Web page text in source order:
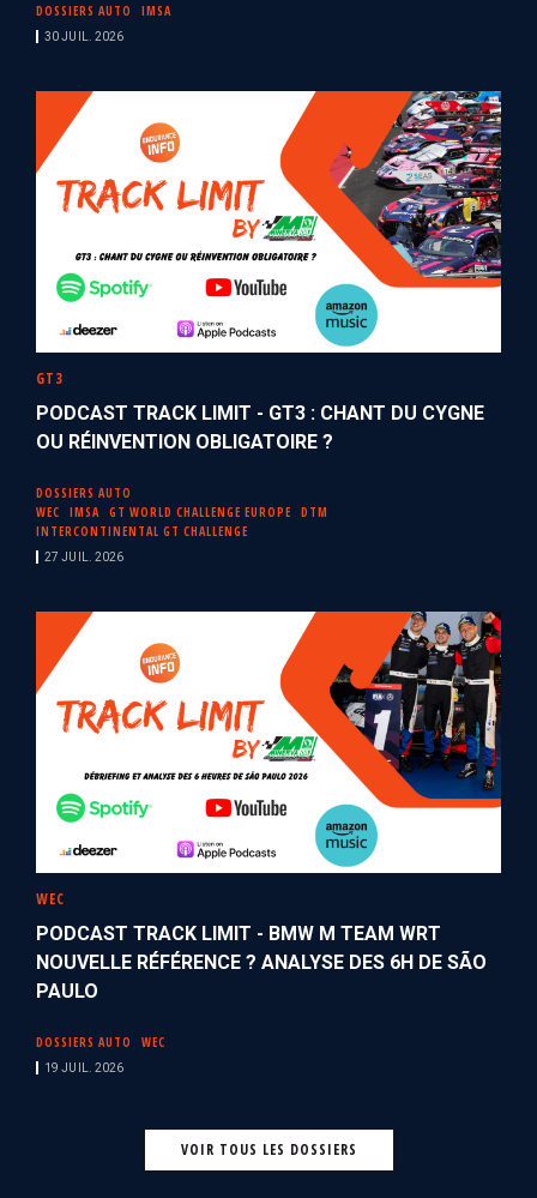
DOSSIERS AUTO IMSA
30 JUIL. 2026
GT3
PODCAST TRACK LIMIT - GT3 : CHANT DU CYGNE
OU RÉINVENTION OBLIGATOIRE ?
DOSSIERS AUTO
WEC
IMSA GT WORLD CHALLENGE EUROPE
DTM
INTERCONTINENTAL GT CHALLENGE
27 JUIL. 2026
WEC
PODCAST TRACK LIMIT - BMW M TEAM WRT
NOUVELLE RÉFÉRENCE ? ANALYSE DES 6H DE SÃO
PAULO
DOSSIERS AUTO WEC
19 JUIL. 2026
VOIR TOUS LES DOSSIERS